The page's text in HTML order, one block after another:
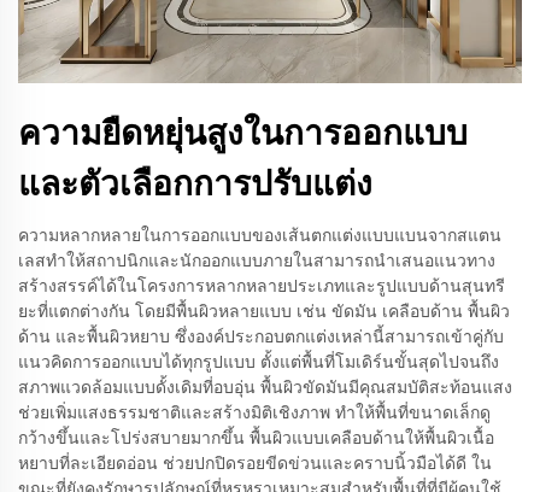
ความยืดหยุ่นสูงในการออกแบบ
และตัวเลือกการปรับแต่ง
ความหลากหลายในการออกแบบของเส้นตกแต่งแบบแบนจากสแตน
เลสทำให้สถาปนิกและนักออกแบบภายในสามารถนำเสนอแนวทาง
สร้างสรรค์ได้ในโครงการหลากหลายประเภทและรูปแบบด้านสุนทรี
ยะที่แตกต่างกัน โดยมีพื้นผิวหลายแบบ เช่น ขัดมัน เคลือบด้าน พื้นผิว
ด้าน และพื้นผิวหยาบ ซึ่งองค์ประกอบตกแต่งเหล่านี้สามารถเข้าคู่กับ
แนวคิดการออกแบบได้ทุกรูปแบบ ตั้งแต่พื้นที่โมเดิร์นขั้นสุดไปจนถึง
สภาพแวดล้อมแบบดั้งเดิมที่อบอุ่น พื้นผิวขัดมันมีคุณสมบัติสะท้อนแสง
ช่วยเพิ่มแสงธรรมชาติและสร้างมิติเชิงภาพ ทำให้พื้นที่ขนาดเล็กดู
กว้างขึ้นและโปร่งสบายมากขึ้น พื้นผิวแบบเคลือบด้านให้พื้นผิวเนื้อ
หยาบที่ละเอียดอ่อน ช่วยปกปิดรอยขีดข่วนและคราบนิ้วมือได้ดี ใน